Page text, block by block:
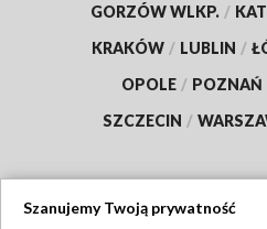
GORZÓW WLKP. /
KRAKÓW / LUBLIN /
OPOLE / POZNAŃ
SZCZECIN /
Szanujemy Twoją prywatność